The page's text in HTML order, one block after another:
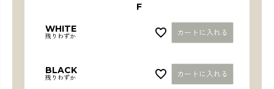
F
WHITE
残りわずか カートに入れる
BLACK
残りわずか カートに入れる